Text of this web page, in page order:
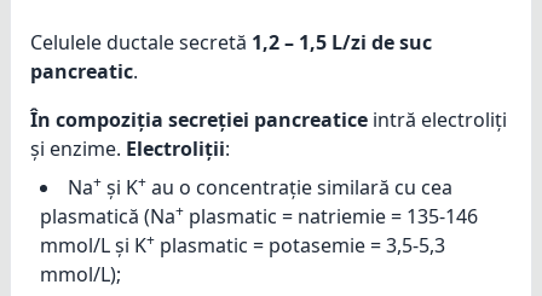
Celulele ductale secretă 1,2 – 1,5 L/zi de suc
pancreatic.
În compoziția secreției pancreatice intră electroliți
și enzime. Electroliții:
Na+ și K+ au o concentrație similară cu cea
plasmatică (Na+ plasmatic = natriemie = 135-146
mmol/L și K+ plasmatic = potasemie = 3,5-5,3
mmol/L);